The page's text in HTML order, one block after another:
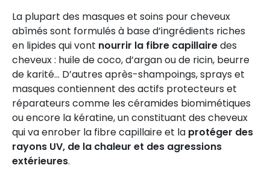
La plupart des masques et soins pour cheveux
abîmés sont formulés à base d’ingrédients riches
en lipides qui vont nourrir la fibre capillairedes
cheveux : huile de coco, d’argan ou de ricin, beurre
de karité… D’autres après-shampoings, sprays et
masques contiennent des actifs protecteurs et
réparateurs comme les céramides biomimétiques
ou encore la kératine, un constituant des cheveux
qui va enrober la fibre capillaire et la protéger des
rayons UV, de la chaleur et des agressions
extérieures.